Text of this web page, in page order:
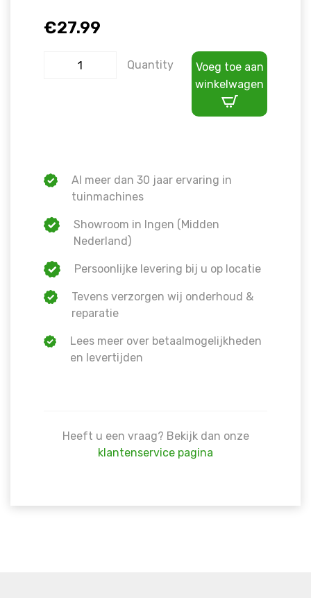
€27.99
Quantity
Voeg toe aan
winkelwagen
Al meer dan 30 jaar ervaring in
tuinmachines
Showroom in Ingen (Midden
Nederland)
Persoonlijke levering bij u op locatie
Tevens verzorgen wij onderhoud &
reparatie
Lees meer over betaalmogelijkheden
en levertijden
Heeft u een vraag? Bekijk dan onze
klantenservice pagina